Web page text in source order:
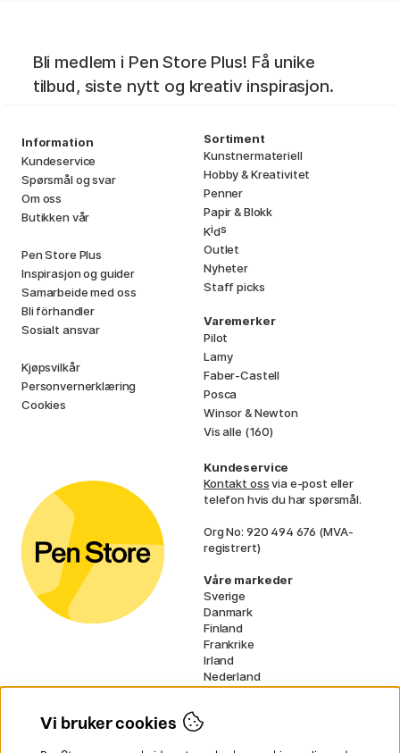
Bli medlem i Pen Store Plus! Få unike
tilbud, siste nytt og kreativ inspirasjon.
Information
Kundeservice
Spørsmål og svar
Om oss
Butikken vår
Pen Store Plus
Inspirasjon og guider
Samarbeide med oss
Bli förhandler
Sosialt ansvar
Kjøpsvilkår
Personvernerklæring
Cookies
Sortiment
Kunstnermateriell
Hobby & Kreativitet
Penner
Papir & Blokk
Kids
Outlet
Nyheter
Staff picks
Varemerker
Pilot
Lamy
Faber-Castell
Posca
Winsor & Newton
Vis alle (160)
Kundeservice
Kontakt ossvia e-post eller
telefon hvis du har spørsmål.
Org No: 920 494 676 (MVA-
registrert)
Våre markeder
Sverige
Danmark
Finland
Frankrike
Irland
Nederland
Tyskland
Vi bruker cookies